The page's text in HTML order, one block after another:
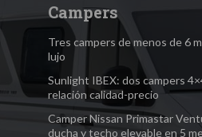
Campers
Tres campers de menos de 6
lujo
Sunlight IBEX: dos campers
relación calidad-precio
Camper Nissan Primastar
ducha y techo elevable en 5